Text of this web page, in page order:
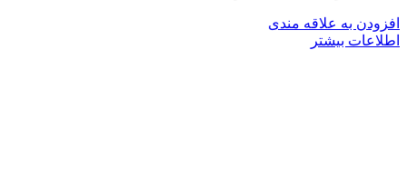
افزودن به علاقه مندی
اطلاعات بیشتر